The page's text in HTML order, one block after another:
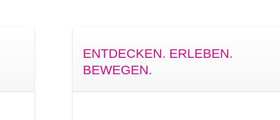
ENTDECKEN. ERLEBEN.
BEWEGEN.